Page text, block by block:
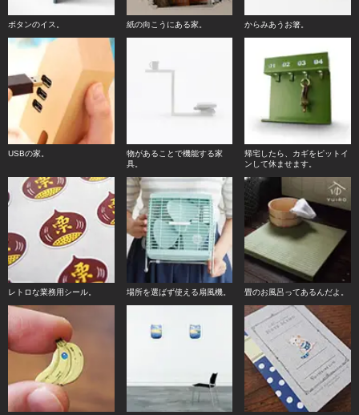
ボタンのイス。 紙の向こうにある家。 からみあうお箸。
USBの家。
物があることで機能する家
具。
帰宅したら、カギをピットイ
ンして休ませます。
レトロな業務用シール。 場所を選ばず使える扇風機。 畳のお風呂ってあるんだよ。